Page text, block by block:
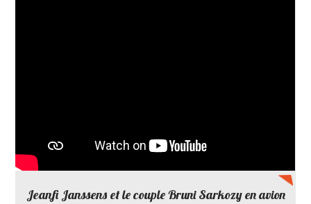
Jeanfi Janssens et le couple Bruni Sarkozy en avion